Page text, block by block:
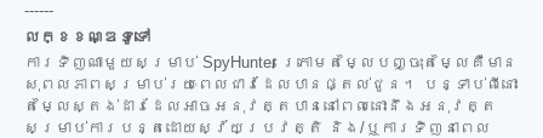
------
លក្ខខណ្ឌទូទៅ
ការទិញណាមួយសម្រាប់ SpyHunter ក្រោមតម្លៃបញ្ចុះតម្លៃគឺមាន
សុពលភាពសម្រាប់រយៈពេលជាវដែលបានផ្តល់ជូន។ បន្ទាប់ពីនោះ
តម្លៃស្តង់ដារដែលអាចអនុវត្តបាននៅពេលនោះនឹងអនុវត្ត
សម្រាប់ការបន្តដោយស្វ័យប្រវត្តិ និង/ឬការទិញនាពេល